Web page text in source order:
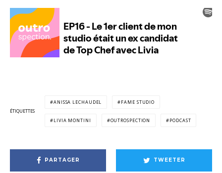
ÉTIQUETTES
ANISSA LECHAUDEL FAME STUDIO
LIVIA MONTINI OUTROSPECTION PODCAST
PARTAGER TWEETER